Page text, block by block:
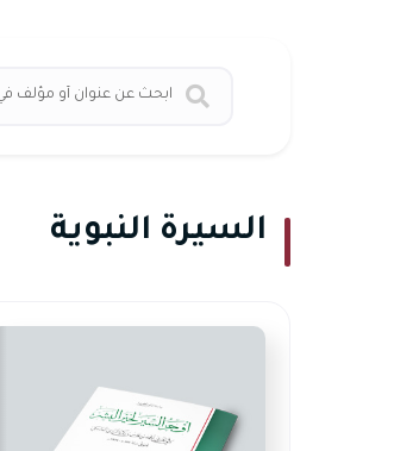
السيرة النبوية